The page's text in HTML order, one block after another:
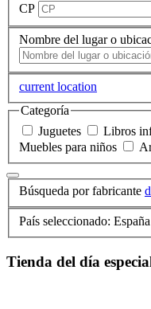
CP
Nombre del lugar o
current location
Categoría
Juguetes
Libros
Muebles para niños
Búsqueda por fabricante
País seleccionado: España
Tienda del día